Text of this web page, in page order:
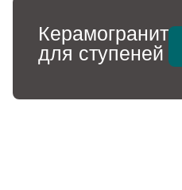
СТАРОКУБАНСКАЯ 143/2
товаров
Керамогранит
для ступеней